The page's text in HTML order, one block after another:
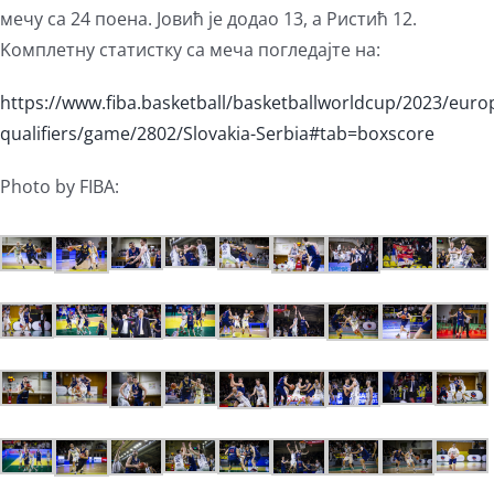
мечу са 24 поена. Јовић је додао 13, а Ристић 12.
Kомплетну статистку са меча погледајте на:
https://www.fiba.basketball/basketballworldcup/2023/
qualifiers/game/2802/Slovakia-Serbia#tab=boxscore
Photo by FIBA: